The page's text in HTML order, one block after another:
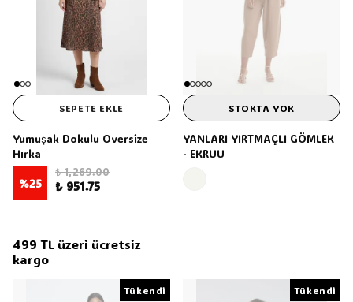
SEPETE EKLE
Yumuşak Dokulu Oversize
Hırka
%25
₺ 1,269.00
₺ 951.75
499 TL üzeri ücretsiz
kargo
STOKTA YOK
YANLARI YIRTMAÇLI GÖMLEK
- EKRUU
Tükendi Tükendi
Tükendi